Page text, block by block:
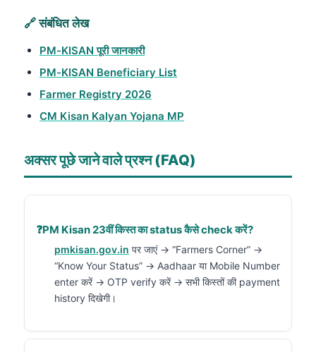
🔗 संबंधित लेख
PM-KISAN पूरी जानकारी
PM-KISAN Beneficiary List
Farmer Registry 2026
CM Kisan Kalyan Yojana MP
अक्सर पूछे जाने वाले प्रश्न (FAQ)
PM Kisan 23वीं किस्त का status कैसे check करें?
pmkisan.gov.in पर जाएं → “Farmers Corner” →
“Know Your Status” → Aadhaar या Mobile Number
enter करें → OTP verify करें → सभी किस्तों की payment
history दिखेगी।